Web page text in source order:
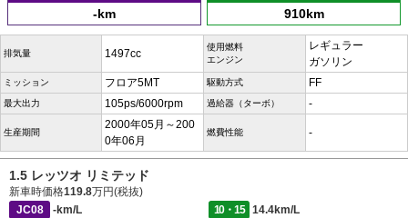
-km 910km
排気量 1497cc
使用燃料
エンジン
レギュラー
ガソリン
ミッション フロア5MT 駆動方式 FF
最大出力 105ps/6000rpm 過給器（ターボ） -
生産期間
2000年05月～200
0年06月
燃費性能 -
1.5 レッツオ リミテッド
新車時価格119.8万円(税抜)
JC08
-km/L 10・15
14.4km/L